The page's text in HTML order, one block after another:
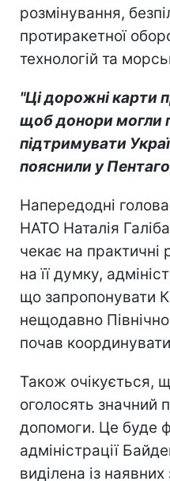
розмінування,
протиракетної
технологій та
"Ці дорожні карти
щоб донори могли
підтримувати
пояснили у
Напередодні голова
НАТО Наталія
чекає на практичні
на її думку,
що запропонувати
нещодавно
почав
Також очікується,
оголосять значний
допомоги. Це буде
адміністрації
виділена із